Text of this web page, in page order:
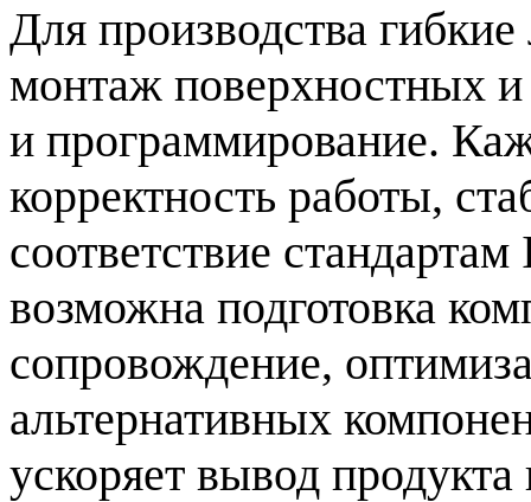
Для производства
монтаж поверхностных
и программирование.
корректность работы,
соответствие
возможна подготовка
сопровождение,
альтернативных
ускоряет вывод